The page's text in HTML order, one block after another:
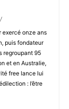
exercé onze ans
puis fondateur
regroupant 95
et en Australie,
free lance lui
: l’être